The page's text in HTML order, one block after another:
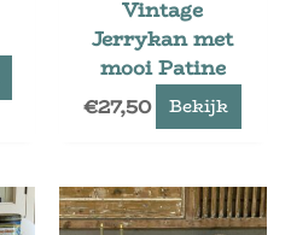
Vintage
Jerrykan met
mooi Patine
€27,50 Bekijk